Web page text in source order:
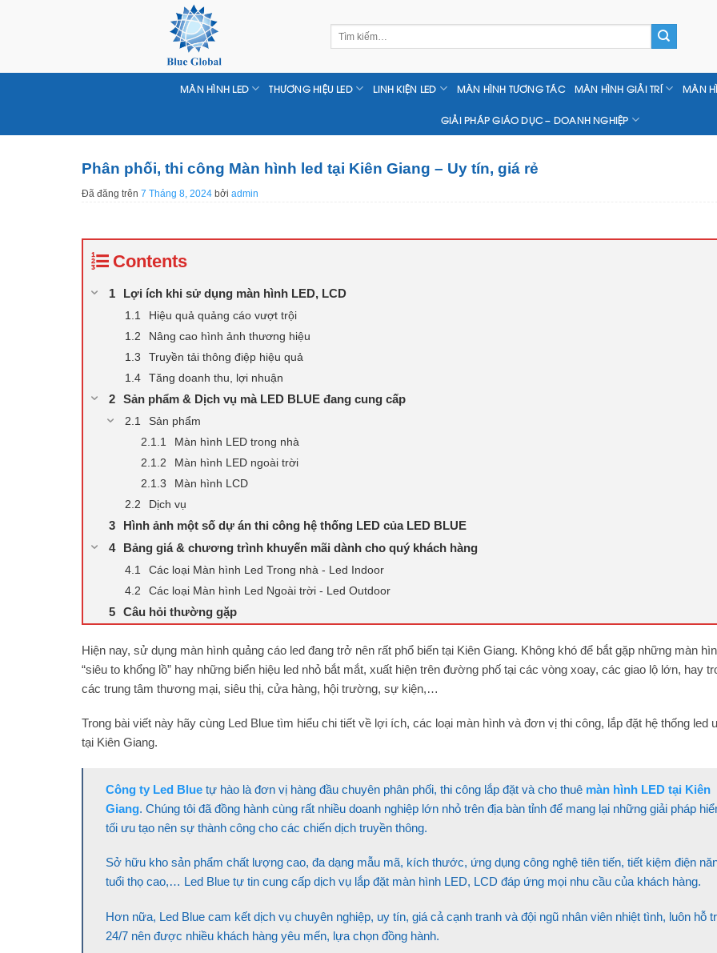
Tìm
MÀN HÌNH LED THƯƠNG HIỆU LED LINH KIỆN LED MÀN HÌNH TƯƠNG TÁC MÀN HÌNH GIẢI TRÍ MÀN
GIẢI PHÁP GIÁO DỤC – DOANH NGHIỆP
Phân phối, thi công Màn hình led tại Kiên Giang – Uy tín, giá rẻ
Đã đăng trên 7 Tháng 8, 2024 bởi admin
Contents
Lợi ích khi sử dụng màn hình LED, LCD
Hiệu quả quảng cáo vượt trội
Nâng cao hình ảnh thương hiệu
Truyền tải thông điệp hiệu quả
Tăng doanh thu, lợi nhuận
Sản phẩm & Dịch vụ mà LED BLUE đang cung cấp
Sản phẩm
Màn hình LED trong nhà
Màn hình LED ngoài trời
Màn hình LCD
Dịch vụ
Hình ảnh một số dự án thi công hệ thống LED của LED BLUE
Bảng giá & chương trình khuyến mãi dành cho quý khách hàng
Các loại Màn hình Led Trong nhà - Led Indoor
Các loại Màn hình Led Ngoài trời - Led Outdoor
Câu hỏi thường gặp
Hiện nay, sử dụng màn hình quảng cáo led đang trở nên rất phổ biến tại Kiên Giang. Không khó để bắt gặp những màn
“siêu to khổng lồ” hay những biển hiệu led nhỏ bắt mắt, xuất hiện trên đường phố tại các vòng xoay, các giao lộ lớn, hay
các trung tâm thương mại, siêu thị, cửa hàng, hội trường, sự kiện,…
Trong bài viết này hãy cùng Led Blue tìm hiểu chi tiết về lợi ích, các loại màn hình và đơn vị thi công, lắp đặt hệ thống led
tại Kiên Giang.
Công ty Led Blue tự hào là đơn vị hàng đầu chuyên phân phối, thi công lắp đặt và cho thuê màn hình LED tại Kiên
Giang. Chúng tôi đã đồng hành cùng rất nhiều doanh nghiệp lớn nhỏ trên địa bàn tỉnh để mang lại những giải pháp
tối ưu tạo nên sự thành công cho các chiến dịch truyền thông.
Sở hữu kho sản phẩm chất lượng cao, đa dạng mẫu mã, kích thước, ứng dụng công nghệ tiên tiến, tiết kiệm điện
tuổi thọ cao,… Led Blue tự tin cung cấp dịch vụ lắp đặt màn hình LED, LCD đáp ứng mọi nhu cầu của khách hàng.
Hơn nữa, Led Blue cam kết dịch vụ chuyên nghiệp, uy tín, giá cả cạnh tranh và đội ngũ nhân viên nhiệt tình, luôn hỗ
24/7 nên được nhiều khách hàng yêu mến, lựa chọn đồng hành.